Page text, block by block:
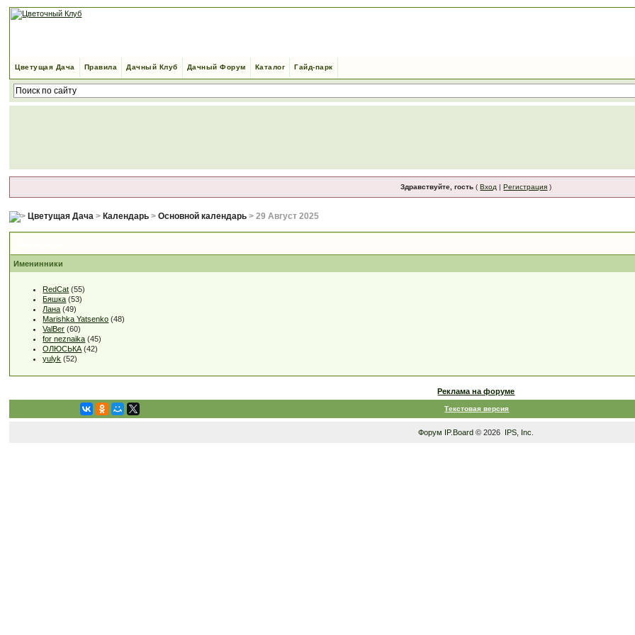
Цветущая Дача Правила Дачный Клуб Дачный Форум Каталог Гайд-парк
Здравствуйте, гость (Вход |Регистрация )
Цветущая Дача > Календарь >Основной календарь > 29 Август 2025
Именинники
RedCat (55)
Бяшка (53)
Лана (49)
Marishka Yatsenko (48)
ValBer (60)
for neznaika (45)
ОЛЮСЬКА (42)
yulyk (52)
Реклама на форуме
Текстовая версия
Форум IP.Board © 2026 IPS, Inc